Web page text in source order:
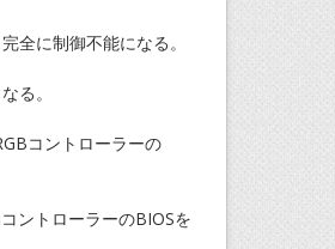
全に制御不能になる。
る。
コントローラーの
ントローラーのBIOSを